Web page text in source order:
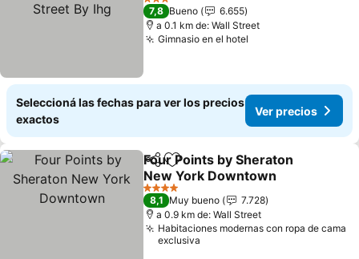
Ver precios
3 Estrellas
7,8 Bueno
6.655
a 0.1 km de: Wall Street
Gimnasio en el hotel
Seleccioná las fechas para ver los precios
exactos
Ver precios
CompartirAñadir a favoritos
Four Points by Sheraton
New York Downtown
Ver precios
4 Estrellas
8,1 Muy bueno
7.728
a 0.9 km de: Wall Street
Habitaciones modernas con ropa de cama
exclusiva